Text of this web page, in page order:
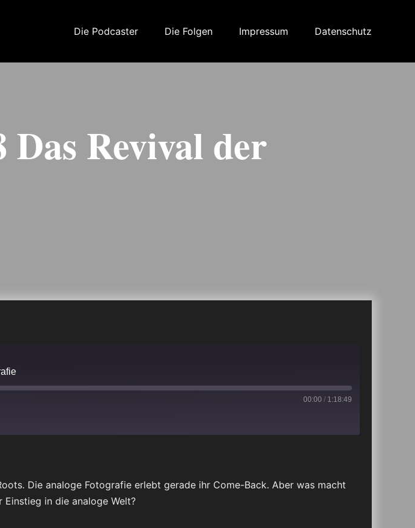
Die Podcaster Die Folgen Impressum Datenschutz
Das Revival der
00:00 / 1:18:49
Die analoge Fotografie erlebt gerade ihr Come-Back. Aber was macht
Einstieg in die analoge Welt?